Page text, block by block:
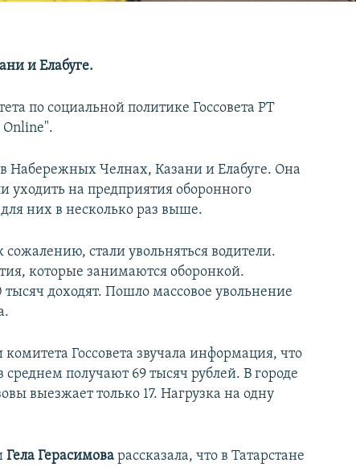
и Елабуге.
по социальной политике Госсовета РТ
Набережных Челнах, Казани и Елабуге. Она
уходить на предприятия оборонного
них в несколько раз выше.
стали увольняться водители.
которые занимаются оборонкой.
доходят. Пошло массовое увольнение
Госсовета звучала информация, что
получают 69 тысяч рублей. В городе
выезжает только 17. Нагрузка на одну
Гела Герасимова рассказала, что в Татарстане